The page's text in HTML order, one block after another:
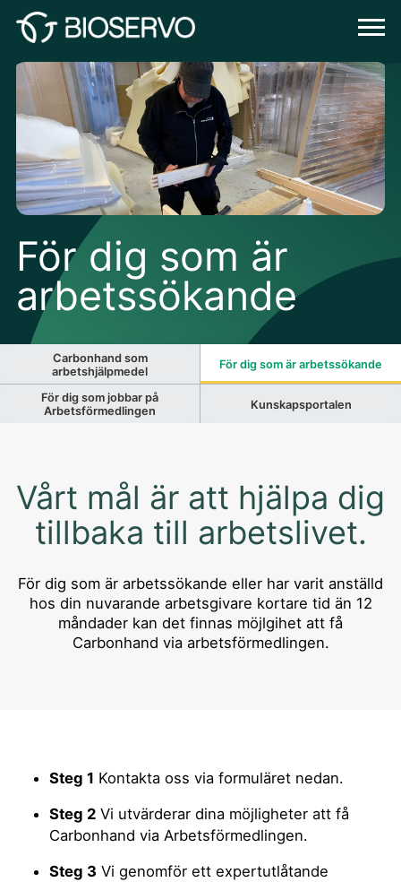
För dig som är
arbetssökande
Carbonhand som
arbetshjälpmedel
För dig som är arbetssökande
För dig som jobbar på
Arbetsförmedlingen
Kunskapsportalen
Vårt mål är att hjälpa dig
tillbaka till arbetslivet.
För dig som är arbetssökande eller har varit anställd
hos din nuvarande arbetsgivare kortare tid än 12
måndader kan det finnas möjlgihet att få
Carbonhand via arbetsförmedlingen.
Steg 1 Kontakta oss via formuläret nedan.
Steg 2Vi utvärderar dina möjligheter att få
Carbonhand via Arbetsförmedlingen.
Steg 3 Vi genomför ett expertutlåtande